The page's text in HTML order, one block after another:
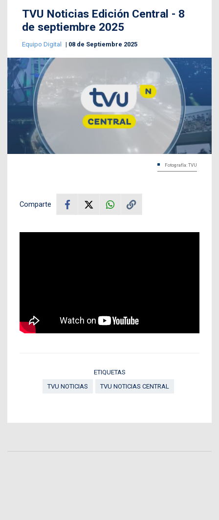
TVU Noticias Edición Central - 8
de septiembre 2025
Equipo Digital 08 de Septiembre 2025
Fotografía: TVU
Comparte
ETIQUETAS
TVU NOTICIAS
TVU NOTICIAS CENTRAL